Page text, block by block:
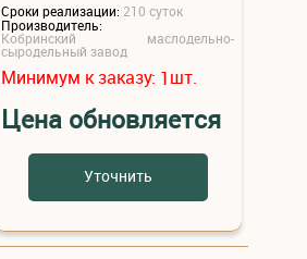
Сроки реализации: 210 суток
Производитель:
Кобринский маслодельно-
сыродельный завод
Минимум к заказу: 1шт.
Цена обновляется
Уточнить